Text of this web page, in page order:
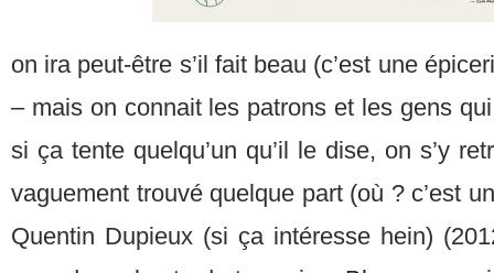
on ira peut-être s’il fait beau (c’est une
– mais on connait les patrons et les gens
si ça tente quelqu’un qu’il le dise, on s’y
vaguement trouvé quelque part (où ? c’est
Quentin Dupieux (si ça intéresse hein)